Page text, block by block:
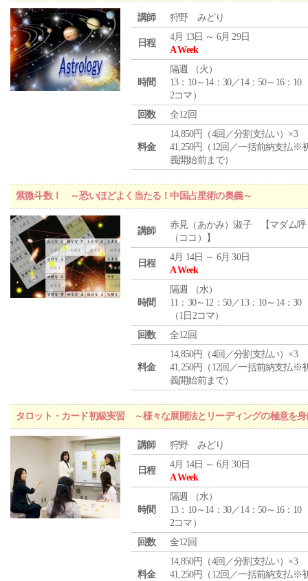
講師 狩野 みどり
日程
4月 13日 ～ 6月 29日
A Week
時間
隔週 （火 ）
13：10～14：30／14：50～16：10
2コマ）
回数
全12回
料金
14,850円（4回／分割支払い）×3
41,250円（12回／一括前納支払※
義開始前まで）
紫微斗数Ⅰ ～恐いほどよく当たる！中国占星術の奥義～
講師
赤見（あかみ）淑子 【マダム呼
（ココ）】
日程
4月 14日 ～ 6月 30日
A Week
時間
隔週 （水）
11：30～12：50／13：10～14：30
（1日2コマ）
回数
全12回
料金
14,850円（4回／分割支払い）×3
41,250円（12回／一括前納支払※
義開始前まで）
タロット・カード初級実習 ～様々な展開法とリーディングの極意を身
講師 狩野 みどり
日程
4月 14日 ～ 6月 30日
A Week
時間
隔週 （水）
13：10～14：30／14：50～16：10
2コマ）
回数
全12回
料金
14,850円（4回／分割支払い）×3
41,250円（12回／一括前納支払※